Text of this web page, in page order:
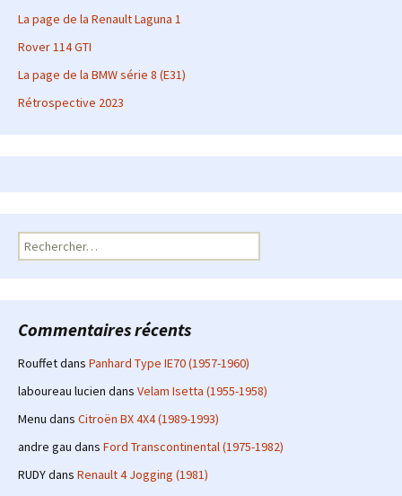
La page de la Renault Laguna 1
Rover 114 GTI
La page de la BMW série 8 (E31)
Rétrospective 2023
Rechercher :
Commentaires récents
Rouffetdans Panhard Type IE70 (1957-1960)
laboureau lucien dans Velam Isetta (1955-1958)
Menu dans Citroën BX 4X4 (1989-1993)
andre gau dans Ford Transcontinental (1975-1982)
RUDYdans Renault 4 Jogging (1981)